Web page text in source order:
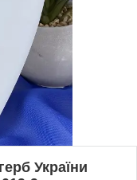
України